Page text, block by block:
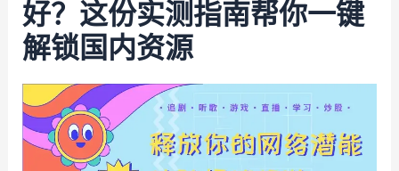
好？这份实测指南帮你一键
解锁国内资源